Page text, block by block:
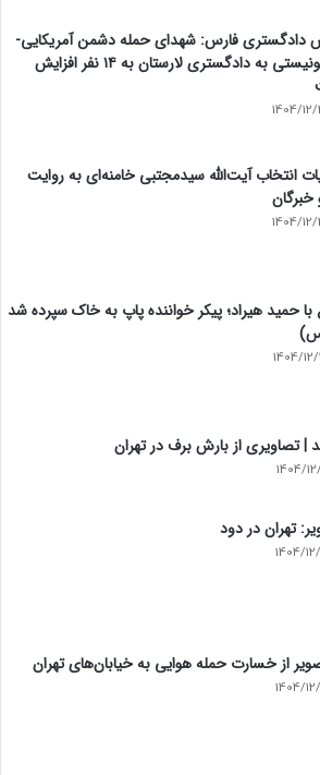
دادگستری فارس: شهدای حمله دشمن آمریکایی-
صهیونیستی به دادگستری لارستان به ۱۴ نفر افزایش
1404/
انتخاب آیت‌الله سیدمجتبی خامنه‌ای به روایت
1404/
با حمید هیراد؛ پیکر خواننده پاپ به خاک سپرده شد
1404/
| تصاویری از بارش برف در تهران
1404/
تهران در دود
1404/
1404/